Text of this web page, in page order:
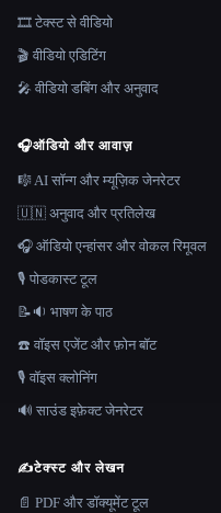
🎞️ टेक्स्ट से वीडियो
🎬 वीडियो एडिटिंग
🎤 वीडियो डबिंग और अनुवाद
🎧ऑडियो और आवाज़
🎼 AI सॉन्ग और म्यूज़िक जेनरेटर
🇺🇳 अनुवाद और प्रतिलेख
🎧 ऑडियो एन्हांसर और वोकल रिमूवल
🎙️ पोडकास्ट टूल
📝🔉 भाषण के पाठ
☎️ वॉइस एजेंट और फ़ोन बॉट
🎙️ वॉइस क्लोनिंग
🔊 साउंड इफ़ेक्ट जेनरेटर
✍️टेक्स्ट और लेखन
📄 PDF और डॉक्यूमेंट टूल